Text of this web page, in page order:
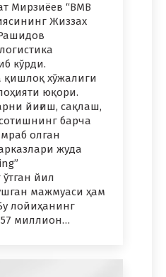
Мирзиёев “BMB
Жиззах
кўрди.
хўжалиги
юқори.
йиғиш, сақлаш,
барча
олган
жуда
йил
мажмуаси ҳам
лойиҳанинг
миллион…